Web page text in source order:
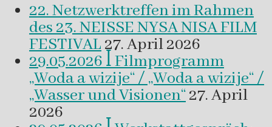
22. Netzwerktreffen im Rahmen
des 23. NEISSE NYSA NISA FILM
FESTIVAL27. April 2026
29.05.2026 ꟾ Filmprogramm
„Woda a wizije“ / „Woda a wizije“ /
„Wasser und Visionen“27. April
2026